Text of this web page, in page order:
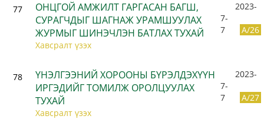
77
ОНЦГОЙ АМЖИЛТ ГАРГАСАН БАГШ,
СУРАГЧДЫГ ШАГНАЖ УРАМШУУЛАХ
ЖУРМЫГ ШИНЭЧЛЭН БАТЛАХ ТУХАЙ
2023-
7-
7
A/26
Хавсралт үзэх
78
ҮНЭЛГЭЭНИЙ ХОРООНЫ БҮРЭЛДЭХҮҮН
ИРГЭДИЙГ ТОМИЛЖ ОРОЛЦУУЛАХ
ТУХАЙ
2023-
7-
7
A/27
Хавсралт үзэх